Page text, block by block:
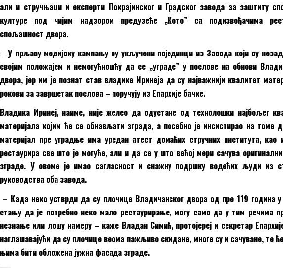
али и стручњаци и експерти Покрајинског и Градског завода за заштиту
културе под чијим надзором предузеће „Кото” са подизвођачима
спољашност двора.
– У прљаву медијску кампању су укључени појединци из Завода који су
својим положајем и немогућношћу да се „уграде” у послове на обнови
двора, јер им је познат став владике Иринеја да су најважнији квалитет
рокови за завршетак послова – поручују из Епархије бачке.
Владика Иринеј, наиме, није желео да одустане од технолошки најбољег
материјала којим ће се обнављати зграда, а посебно је инсистирао на томе
материјал пре уградње има уредан атест домаћих стручних института,
рестаурира све што је могуће, али и да се у што већој мери сачува
зграде. У овоме је имао сагласност и снажну подршку водећих људи из
руководства оба завода.
– Када неко устврди да су плочице Владичанског двора од пре 119 година
стању да је потребно неко мало рестаурирање, могу само да у тим речима
незнање или лошу намеру – каже Владан Симић, протојереј и секретар
наглашавајући да су плочице веома пажљиво скидане, многе су и сачуване, те
њима бити обложена јужна фасада зграде.